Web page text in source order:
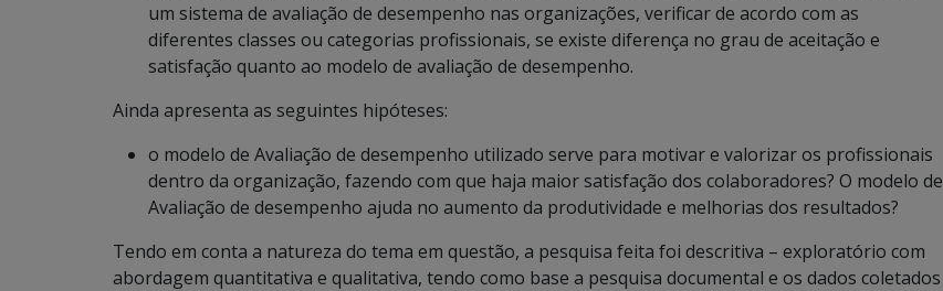
um sistema de avaliação de desempenho nas organizações, verificar de acordo com as
diferentes classes ou categorias profissionais, se existe diferença no grau de aceitação e
satisfação quanto ao modelo de avaliação de desempenho.
Ainda apresenta as seguintes hipóteses:
o modelo de Avaliação de desempenho utilizado serve para motivar e valorizar os profissionais
dentro da organização, fazendo com que haja maior satisfação dos colaboradores? O modelo de
Avaliação de desempenho ajuda no aumento da produtividade e melhorias dos resultados?
Tendo em conta a natureza do tema em questão, a pesquisa feita foi descritiva – exploratório com
abordagem quantitativa e qualitativa, tendo como base a pesquisa documental e os dados coletados